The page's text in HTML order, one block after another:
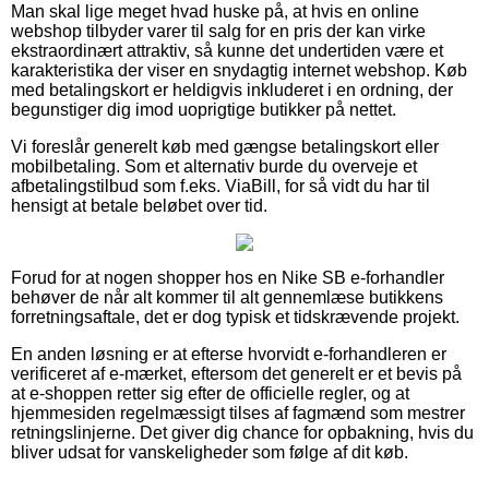
Man skal lige meget hvad huske på, at hvis en online
webshop tilbyder varer til salg for en pris der kan virke
ekstraordinært attraktiv, så kunne det undertiden være et
karakteristika der viser en snydagtig internet webshop. Køb
med betalingskort er heldigvis inkluderet i en ordning, der
begunstiger dig imod uoprigtige butikker på nettet.
Vi foreslår generelt køb med gængse betalingskort eller
mobilbetaling. Som et alternativ burde du overveje et
afbetalingstilbud som f.eks. ViaBill, for så vidt du har til
hensigt at betale beløbet over tid.
Forud for at nogen shopper hos en Nike SB e-forhandler
behøver de når alt kommer til alt gennemlæse butikkens
forretningsaftale, det er dog typisk et tidskrævende projekt.
En anden løsning er at efterse hvorvidt e-forhandleren er
verificeret af e-mærket, eftersom det generelt er et bevis på
at e-shoppen retter sig efter de officielle regler, og at
hjemmesiden regelmæssigt tilses af fagmænd som mestrer
retningslinjerne. Det giver dig chance for opbakning, hvis du
bliver udsat for vanskeligheder som følge af dit køb.